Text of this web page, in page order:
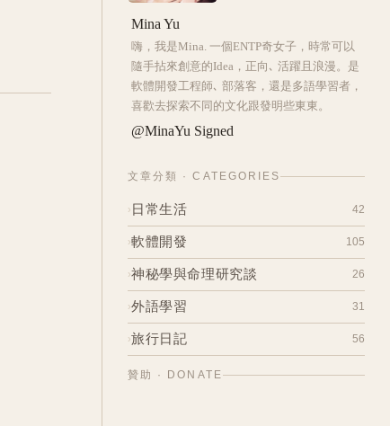
Mina Yu
嗨，我是Mina. 一個ENTP奇女子，時常可以
隨手拈來創意的Idea，正向､ 活躍且浪漫。是
軟體開發工程師､ 部落客，還是多語學習者，
喜歡去探索不同的文化跟發明些東東。
@MinaYu Signed
文章分類 · CATEGORIES
› 日常生活 42
人生體驗與經驗 33
›軟體開發 105
網頁與部落格的建築日記 22
計劃
39
架構設計與構思創新解決方案 10
工作旅行記 10
›神秘學與命理研究談 26
占卜 5
命理學與命盤 13
›外語學習 31
學習經驗與考試相關 14
›旅行日記 56
日本－自由行旅記
贊助 · DONATE